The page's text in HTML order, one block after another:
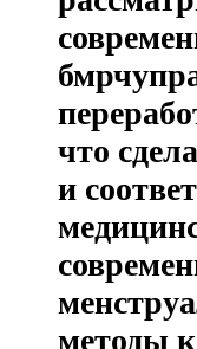
что
и
методы